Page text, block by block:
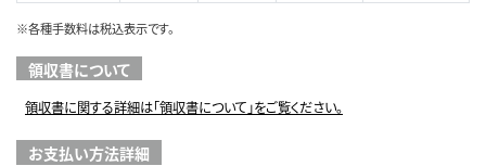
※各種手数料は税込表示です。
領収書について
領収書に関する詳細は「領収書について」をご覧ください。
お支払い方法詳細